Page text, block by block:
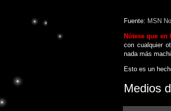
Fuente: MSN
Nótese que
con cualquier
nada más
Esto es un
Medios